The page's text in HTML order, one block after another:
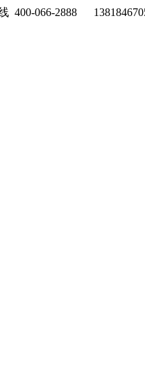
400-066-2888